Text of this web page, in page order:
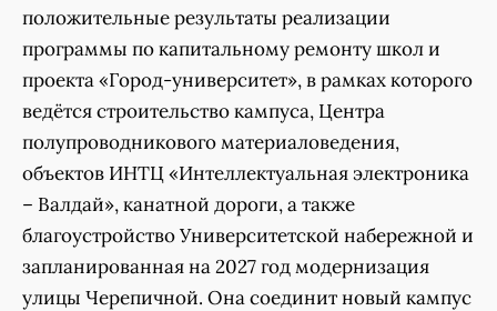
положительные результаты реализации
программы по капитальному ремонту школ и
проекта «Город-университет», в рамках которого
ведётся строительство кампуса, Центра
полупроводникового материаловедения,
объектов ИНТЦ «Интеллектуальная электроника
– Валдай», канатной дороги, а также
благоустройство Университетской набережной и
запланированная на 2027 год модернизация
улицы Черепичной. Она соединит новый кампус